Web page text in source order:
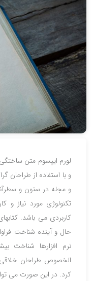
لورم ایپسوم متن
و با استفاده از طراحان
و مجله در ستون و
تکنولوژی مورد نیاز و
کاربردی می باشد.
حال و آینده شناخت
نرم افزارها شناخت
الخصوص طراحان خلاقی
کرد. در این صورت می